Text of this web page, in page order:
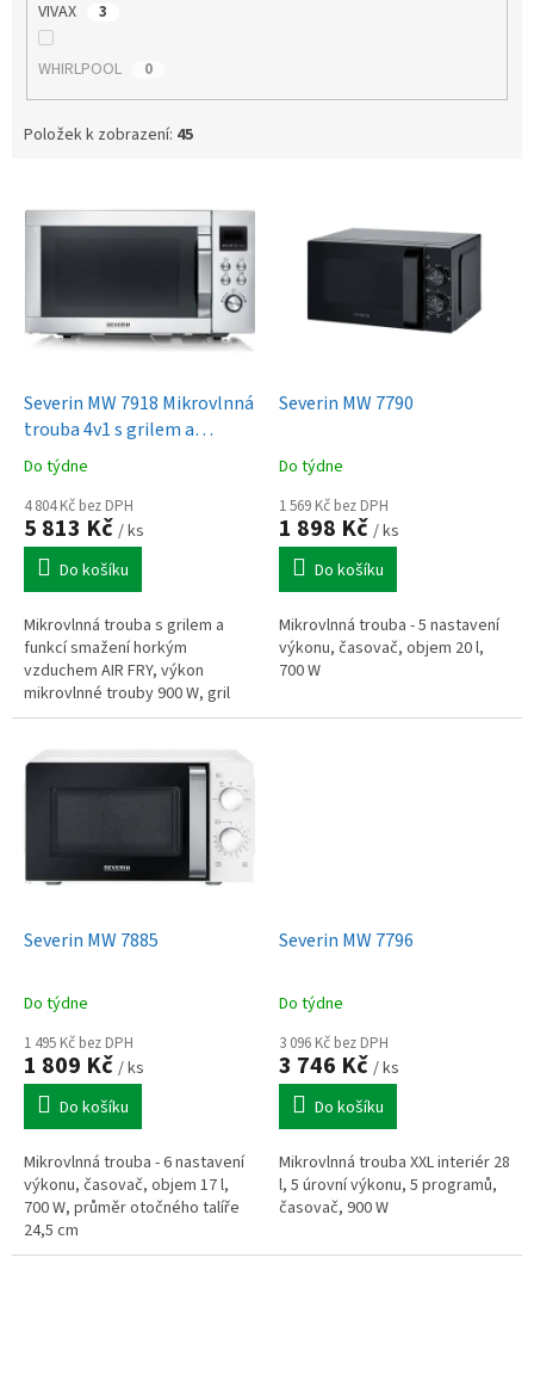
VIVAX 3
WHIRLPOOL 0
Položek k zobrazení: 45
Severin MW 7918 Mikrovlnná
trouba 4v1 s grilem a
horkým vzduchem
Do týdne
4 804 Kč bez DPH
5 813 Kč / ks
Do košíku
Mikrovlnná trouba s grilem a
funkcí smažení horkým
vzduchem AIR FRY, výkon
mikrovlnné trouby 900 W, gril
1000 W, funkce smažení horkým
l, LED...
Severin MW 7790
Do týdne
1 569 Kč bez DPH
1 898 Kč / ks
Do košíku
Mikrovlnná trouba - 5 nastavení
výkonu, časovač, objem 20 l,
700 W
Severin MW 7885
Do týdne
1 495 Kč bez DPH
1 809 Kč / ks
Do košíku
Mikrovlnná trouba - 6 nastavení
výkonu, časovač, objem 17 l,
700 W, průměr otočného talíře
24,5 cm
Severin MW 7796
Do týdne
3 096 Kč bez DPH
3 746 Kč / ks
Do košíku
Mikrovlnná trouba XXL interiér 28
l, 5 úrovní výkonu, 5 programů,
časovač, 900 W